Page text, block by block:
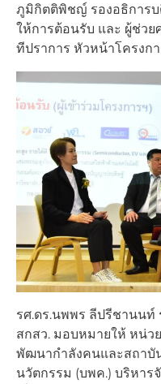
ภูมิกิตติพิชญ์ รองอธิการบ
ให้การต้อนรับ และ ผู้ช่วย
ทีปราการ หัวหน้าโครงก
รศ.ดร.นพพร ลีปรีชานนท์
สกสว. มอบหมายให้ หน่ว
พัฒนากำลังคนและสถาบั
นวัตกรรม (บพค.) บริหาร